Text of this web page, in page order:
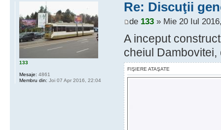
Re: Discuţii
de 133» Mie 20 Iul
A inceput
cheiul
FIŞIERE ATAŞATE
133
Mesaje: 4861
Membru din: Joi 07 Apr 2016, 22:04